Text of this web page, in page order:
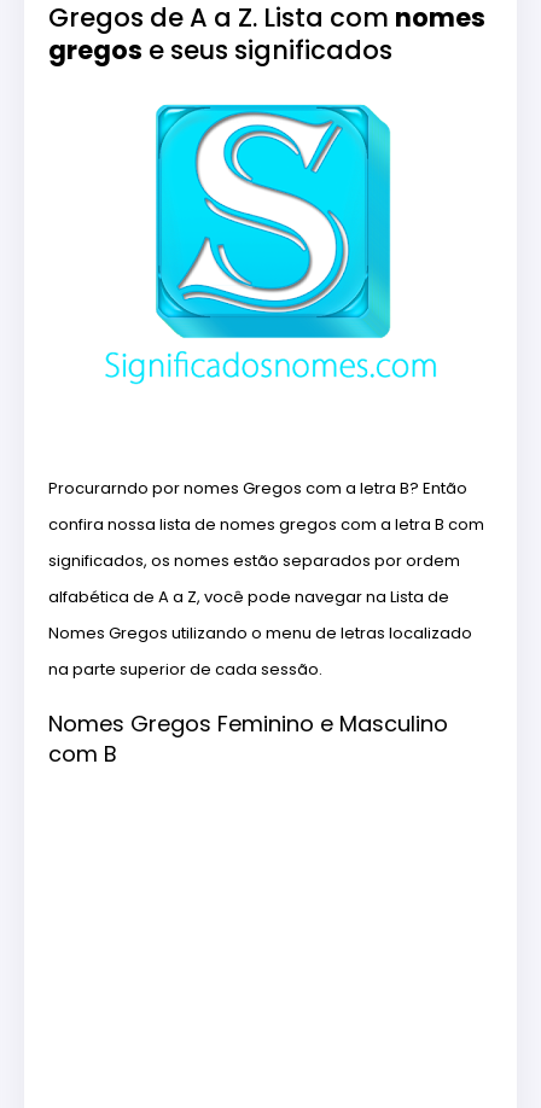
Gregos de A a Z. Lista com nomes
gregos e seus significados
Procurarndo por nomes Gregos com a letra B? Então
confira nossa lista de nomes gregos com a letra B com
significados, os nomes estão separados por ordem
alfabética de A a Z, você pode navegar na Lista de
Nomes Gregos utilizando o menu de letras localizado
na parte superior de cada sessão.
Nomes Gregos Feminino e Masculino
com B